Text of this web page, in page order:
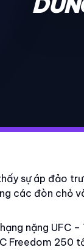
sự áp đảo
các đòn chỏ
nặng UFC
Freedom 250